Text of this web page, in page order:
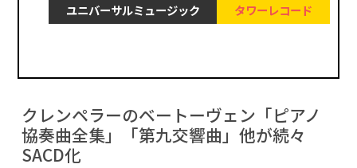
ユニバーサルミュージック タワーレコード
クレンペラーのベートーヴェン「ピアノ
協奏曲全集」「第九交響曲」他が続々
SACD化